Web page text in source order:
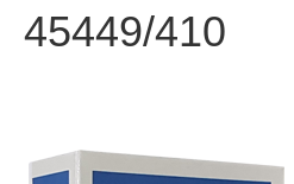
45449/410